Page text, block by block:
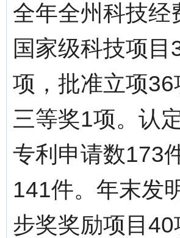
全年全州科技
国家级科技项
项，批准立项
三等奖1项。认
专利申请数173
141件。年末发
步奖奖励项目